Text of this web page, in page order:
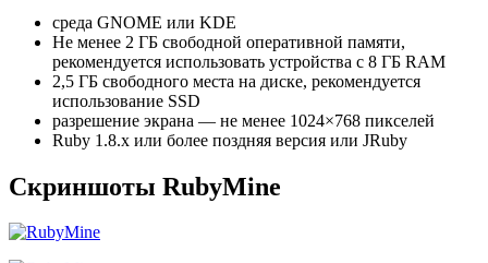
среда GNOME или KDE
Не менее 2 ГБ свободной оперативной памяти,
рекомендуется использовать устройства с 8 ГБ RAM
2,5 ГБ свободного места на диске, рекомендуется
использование SSD
разрешение экрана — не менее 1024×768 пикселей
Ruby 1.8.x или более поздняя версия или JRuby
Скриншоты RubyMine